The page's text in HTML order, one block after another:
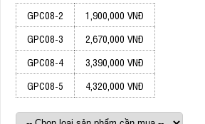
GPC08-2
1,900,000 VNĐ
GPC08-3
2,670,000 VNĐ
GPC08-4
3,390,000 VNĐ
GPC08-5
4,320,000 VNĐ